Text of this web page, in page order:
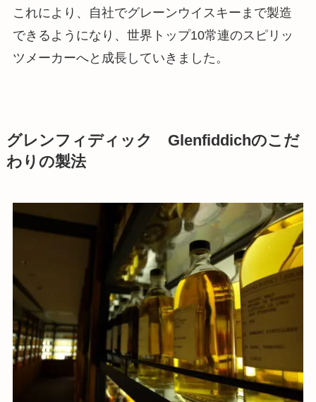
これにより、自社でグレーンウイスキーまで製造
できるようになり、世界トップ10常連のスピリッ
ツメーカーへと成長していきました。
グレンフィディック Glenfiddichのこだ
わりの製法